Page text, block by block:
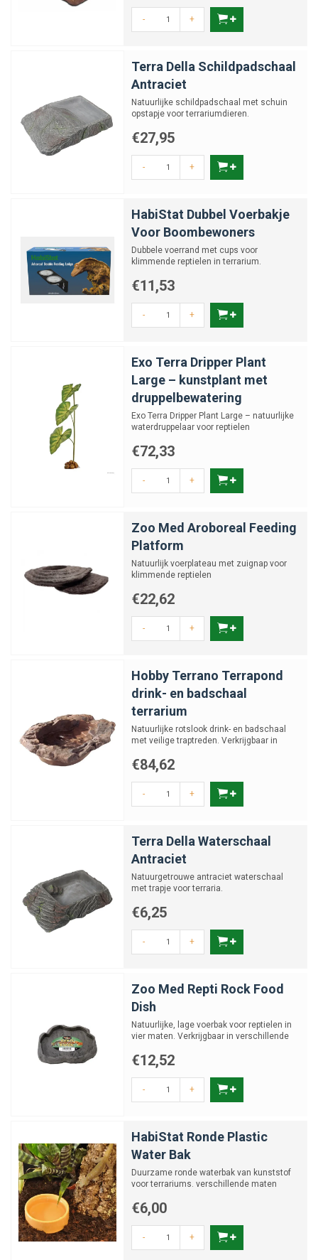
- +
Terra Della Schildpadschaal
Antraciet
Natuurlijke schildpadschaal met schuin
opstapje voor terrariumdieren.
€27,95
- +
HabiStat Dubbel Voerbakje
Voor Boombewoners
Dubbele voerrand met cups voor
klimmende reptielen in terrarium.
€11,53
- +
Exo Terra Dripper Plant
Large – kunstplant met
druppelbewatering
Exo Terra Dripper Plant Large – natuurlijke
waterdruppelaar voor reptielen
€72,33
- +
Zoo Med Aroboreal Feeding
Platform
Natuurlijk voerplateau met zuignap voor
klimmende reptielen
€22,62
- +
Hobby Terrano Terrapond
drink- en badschaal
terrarium
Natuurlijke rotslook drink- en badschaal
met veilige traptreden. Verkrijgbaar in
€84,62
- +
Terra Della Waterschaal
Antraciet
Natuurgetrouwe antraciet waterschaal
met trapje voor terraria.
€6,25
- +
Zoo Med Repti Rock Food
Dish
Natuurlijke, lage voerbak voor reptielen in
vier maten. Verkrijgbaar in verschillende
€12,52
- +
HabiStat Ronde Plastic
Water Bak
Duurzame ronde waterbak van kunststof
voor terrariums. verschillende maten
€6,00
- +